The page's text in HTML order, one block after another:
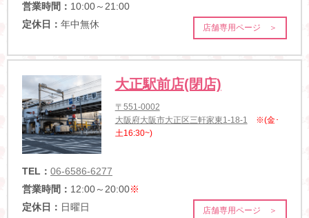
営業時間： 10:00～21:00
定休日： 年中無休 店舗専用ページ ＞
大正駅前店(閉店)
〒551-0002
大阪府大阪市大正区三軒家東1-18-1
※(金･
土16:30~)
TEL： 06-6586-6277
営業時間： 12:00～20:00※
定休日： 日曜日 店舗専用ページ ＞